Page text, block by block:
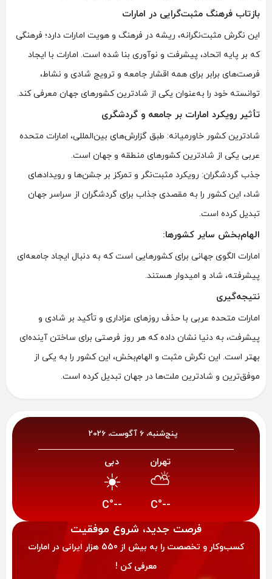
بازتاب فرهنگ مثبت‌گرایی در امارات
این نگرش مثبت‌نگرانه، ریشه در فرهنگ و هویت امارات دارد؛ فرهنگی
که بر پایه اتحاد، پیشرفت و نوآوری بنا شده است. امارات با ایجاد
فرصت‌های برابر برای همه اقشار جامعه و ترویج شادی و نشاط،
توانسته خود را به‌عنوان یکی از شادترین کشورهای جهان معرفی کند.
تأثیر رویکرد امارات بر جامعه و گردشگری
شادترین کشور خاورمیانه: طبق گزارش‌های بین‌المللی، امارات متحده
عربی یکی از شادترین کشورهای منطقه و جهان است.
جذب گردشگران: رویکرد مثبت‌نگر و تمرکز بر جشن‌ها و رویدادهای
شاد، این کشور را به مقصدی جذاب برای گردشگران از سراسر جهان
تبدیل کرده است.
الهام‌بخش سایر کشورها:
امارات الگوی جهانی برای کشورهایی است که به دنبال ایجاد جامعه‌ای
پیشرفته، شاد و امیدوار هستند.
نتیجه‌گیری
امارات متحده عربی با حذف روزهای عزاداری و تأکید بر شادی و
پیشرفت، به دنیا نشان داده که هر روز فرصتی برای ساختن آینده‌ای
بهتر است. این نگرش مثبت و الهام‌بخش، این کشور را به یکی از
موفق‌ترین و شادترین ملت‌ها در جهان تبدیل کرده است.
پنج‌شنبه، 6 آگوست، 2026
تهران
⛅
--°C
دبی
☀️
--°C
فرصت‌ جدید، شروع موفقیت
کسب‌وکار و تخصصت را به بیش از 550 هزار ایرانی در امارات
معرفی کن !